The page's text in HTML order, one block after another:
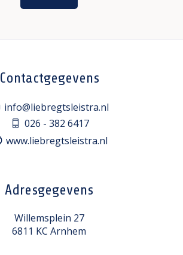
Contactgegevens
info@liebregtsleistra.nl
026 - 382 6417
www.liebregtsleistra.nl
Adresgegevens
Willemsplein 27
6811 KC Arnhem